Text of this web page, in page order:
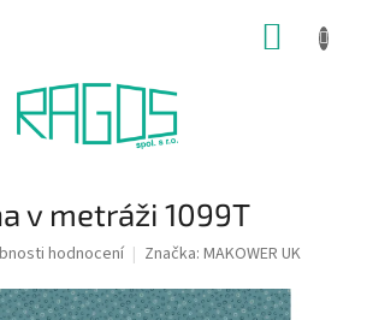
v metráži 1099T
hodnocení Značka: MAKOWER UK